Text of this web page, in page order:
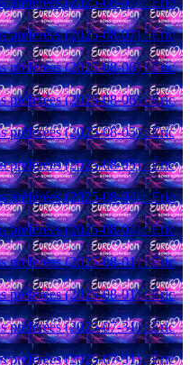
préférées (2025-08-07) : Éric
préférées (2025-08-06) : Éric
préférées (2025-08-06) : Éric
préférées (2025-08-05) : Éric
préférées (2025-08-05) : Éric
préférées (2025-08-04) : Éric
préférées (2025-08-04) : Éric
préférées (2025-08-01) : Éric
préférées (2025-08-01) : Éric
préférées (2025-07-31) : Éric
préférées (2025-07-31) : Éric